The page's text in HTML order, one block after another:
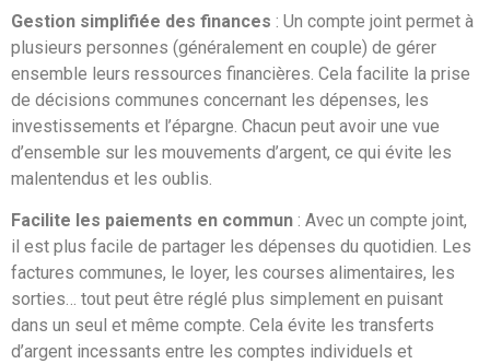
Gestion simplifiée des finances : Un compte joint permet à
plusieurs personnes (généralement en couple) de gérer
ensemble leurs ressources financières. Cela facilite la prise
de décisions communes concernant les dépenses, les
investissements et l’épargne. Chacun peut avoir une vue
d’ensemble sur les mouvements d’argent, ce qui évite les
malentendus et les oublis.
Facilite les paiements en commun : Avec un compte joint,
il est plus facile de partager les dépenses du quotidien. Les
factures communes, le loyer, les courses alimentaires, les
sorties… tout peut être réglé plus simplement en puisant
dans un seul et même compte. Cela évite les transferts
d’argent incessants entre les comptes individuels et